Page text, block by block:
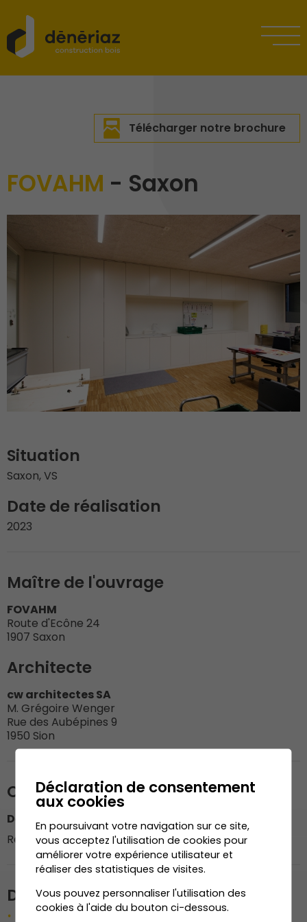
Télécharger notre brochure
FOVAHM - Saxon
Situation
Saxon, VS
Date de réalisation
2023
Maître de l'ouvrage
FOVAHM
Route d'Ecône 24
1907 Saxon
Architecte
cw architectes SA
M. Grégoire Wenger
Rue des Aubépines 9
1950 Sion
Organisation du chantier
Dénériaz Construction Bois SA
Responsable du chantier : M. Pierre-Antoine Dussez
Description de l'ouvrage
Aménagement salles de classe et cuisines
Déclaration de consentement
aux cookies
En poursuivant votre navigation sur ce site,
vous acceptez l'utilisation de cookies pour
améliorer votre expérience utilisateur et
réaliser des statistiques de visites.
Vous pouvez personnaliser l'utilisation des
cookies à l'aide du bouton ci-dessous.